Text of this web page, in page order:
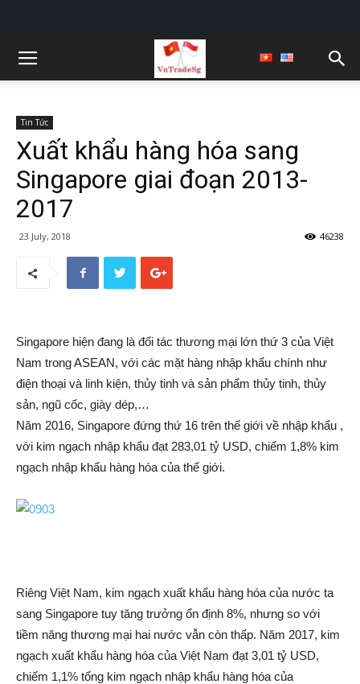
Tin Tức
Xuất khẩu hàng hóa sang
Singapore giai đoạn 2013-
2017
23 July, 2018 46238
Singapore hiện đang là đối tác thương mại lớn thứ 3 của Việt
Nam trong ASEAN, với các mặt hàng nhập khẩu chính như
điện thoại và linh kiện, thủy tinh và sản phẩm thủy tinh, thủy
sản, ngũ cốc, giày dép,…
Năm 2016, Singapore đứng thứ 16 trên thế giới về nhập khẩu ,
với kim ngạch nhập khẩu đạt 283,01 tỷ USD, chiếm 1,8% kim
ngạch nhập khẩu hàng hóa của thế giới.
Riêng Việt Nam, kim ngạch xuất khẩu hàng hóa của nước ta
sang Singapore tuy tăng trưởng ổn định 8%, nhưng so với
tiềm năng thương mại hai nước vẫn còn thấp. Năm 2017, kim
ngạch xuất khẩu hàng hóa của Việt Nam đạt 3,01 tỷ USD,
chiếm 1,1% tổng kim ngạch nhập khẩu hàng hóa của